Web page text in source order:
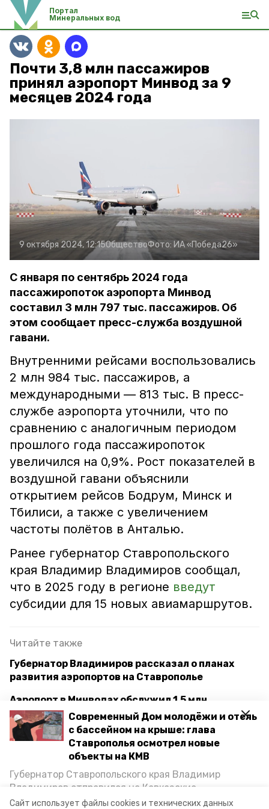
Сайт использует файлы cookies и технических данных
Современный Дом молодёжи и отель
с бассейном на крыше: глава
Ставрополья осмотрел новые
объекты на КМВ
Губернатор Ставропольского края Владимир
Владимиров отправился на Кавказские
Минеральные Воды, чтобы проинспектировать
Портал
Минеральных вод
Почти 3,8 млн пассажиров
принял аэропорт Минвод за 9
месяцев 2024 года
9 октября 2024, 12:15ОбществоФото: ИА «Победа26»
С января по сентябрь 2024 года
пассажиропоток аэропорта Минвод
составил 3 млн 797 тыс. пассажиров. Об
этом сообщает пресс-служба воздушной
гавани.
Внутренними рейсами воспользовались
2 млн 984 тыс. пассажиров, а
международными — 813 тыс. В пресс-
службе аэропорта уточнили, что по
сравнению с аналогичным периодом
прошлого года пассажиропоток
увеличился на 0,9%. Рост показателей в
воздушной гавани объяснили
открытием рейсов Бодрум, Минск и
Тбилиси, а также с увеличением
частоты полётов в Анталью.
Ранее губернатор Ставропольского
края Владимир Владимиров сообщал,
что в 2025 году в регионе введут
субсидии для 15 новых авиамаршрутов.
Читайте также
Губернатор Владимиров рассказал о планах
развития аэропортов на Ставрополье
Аэропорт в Минводах обслужил 1,5 млн
пассажиров за лето 2024 года
Проверили таксистов: дорожные инспекторы
провели рейд вблизи аэропорта Минвод